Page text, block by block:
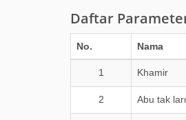
Daftar
No. Nama
1 Khamir
2 Abu tak